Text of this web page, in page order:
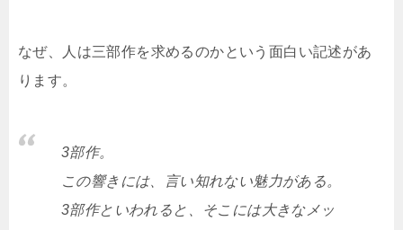
なぜ、人は三部作を求めるのかという面白い記述があ
ります。
3部作。
この響きには、言い知れない魅力がある。
3部作といわれると、そこには大きなメッ